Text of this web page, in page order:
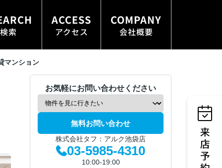
索
ACCESS
アクセス
COMPANY
会社概要
マンション
お気軽にお問い合わせください
無料お問い合わせ
株式会社タフ：アルク池袋店
03-5985-4310
10:00-19:00